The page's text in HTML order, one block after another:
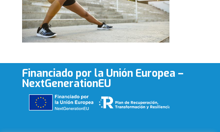
Financiado por la Unión Europea –
NextGenerationEU